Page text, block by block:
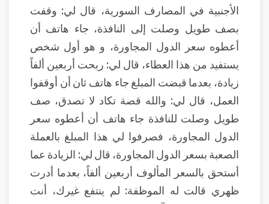
الأجنبية في المصارف السورية، قال لي: وقفت
بصف طويل وصلت إلى النافذة، جاء هاتف أن
أعطوه سعر الدول المجاورة، و هو أول شخص
يستفيد من هذا العطاء، قال لي: ربحت أربعين ألفاً
زيادة، بعدما قبضت المبلغ جاء هاتف ثان أن أوقفوا
العمل، قال لي: والله قصة تكاد لا تصدق، صف
طويل وصلت للنافذة جاء هاتف أن أعطوه سعر
الدول المجاورة، فصرفوا لي هذا المبلغ بالعملة
الصعبة بسعر الدول المجاورة، قال لي: الزيادة عما
أستحق بالسعر المألوف أربعين ألفاً، بعدما أدرت
ظهري قالت له الموظفة: لم ينتفع غيرك، أنت